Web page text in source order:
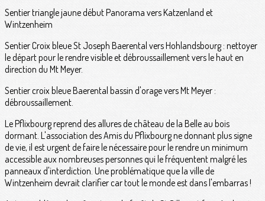
Sentier triangle jaune début Panorama vers Katzenland et
Wintzenheim
Sentier Croix bleue St Joseph Baerental vers Hohlandsbourg : nettoyer
le départ pour le rendre visible et débroussaillement vers le haut en
direction du Mt Meyer.
Sentier croix bleue Baerental bassin d'orage vers Mt Meyer :
débroussaillement.
Le Pflixbourg reprend des allures de château de la Belle au bois
dormant. L'association des Amis du Pflixbourg ne donnant plus signe
de vie, il est urgent de faire le nécessaire pour le rendre un minimum
accessible aux nombreuses personnes qui le fréquentent malgré les
panneaux d'interdiction. Une problématique que la ville de
Wintzenheim devrait clarifier car tout le monde est dans l'embarras !